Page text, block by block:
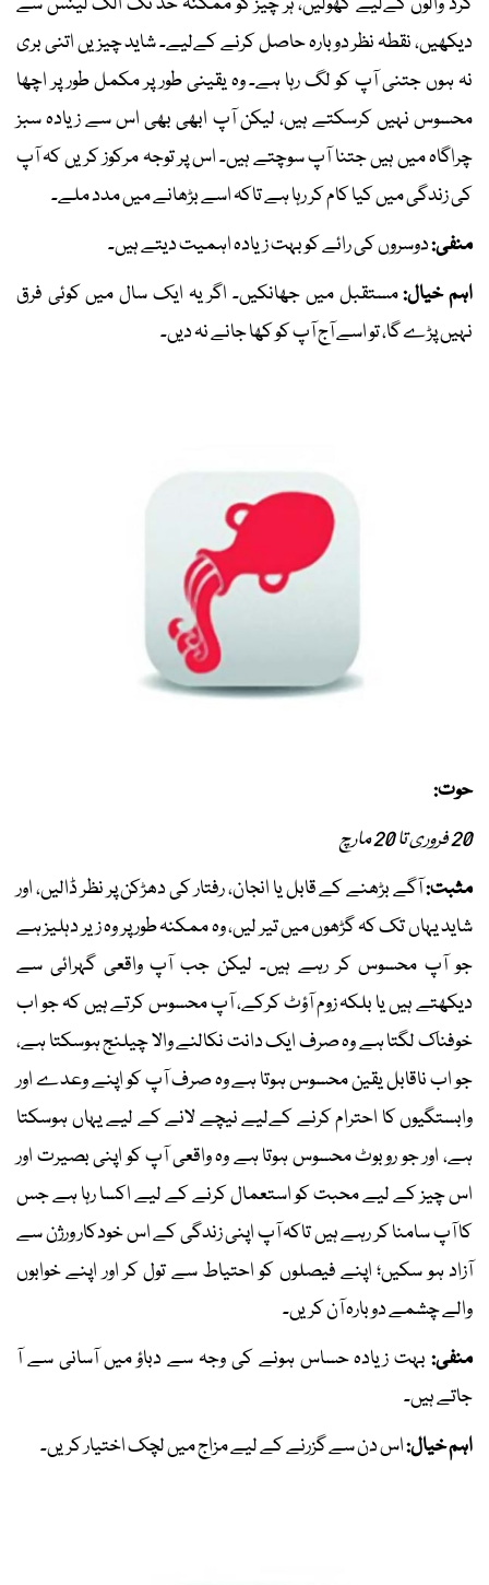
دیکھیں، نقطہ نظر دوبارہ حاصل کرنے کےلیے۔ شاید چیزیں اتنی بری
نہ ہوں جتنی آپ کو لگ رہا ہے۔ وہ یقینی طور پر مکمل طور پر اچھا
محسوس نہیں کرسکتے ہیں، لیکن آپ ابھی بھی اس سے زیادہ سبز
چراگاہ میں ہیں جتنا آپ سوچتے ہیں۔ اس پر توجہ مرکوز کریں کہ آپ
کی زندگی میں کیا کام کر رہا ہے تاکہ اسے بڑھانے میں مدد ملے۔
منفی:دوسروں کی رائے کو بہت زیادہ اہمیت دیتے ہیں۔
اہم خیال:مستقبل میں جھانکیں۔ اگر یہ ایک سال میں کوئی فرق
نہیں پڑے گا، تو اسے آج آپ کو کھا جانے نہ دیں۔
حوت:
20 فروری تا 20 مارچ
مثبت:آگے بڑھنے کے قابل یا انجان، رفتار کی دھڑکن پر نظر ڈالیں، اور
شاید یہاں تک کہ گڑھوں میں تیر لیں، وہ ممکنہ طور پر وہ زیر دہلیز ہے
جو آپ محسوس کر رہے ہیں۔ لیکن جب آپ واقعی گہرائی سے
دیکھتے ہیں یا بلکہ زوم آؤٹ کرکے، آپ محسوس کرتے ہیں کہ جو اب
خوفناک لگتا ہے وہ صرف ایک دانت نکالنے والا چیلنج ہوسکتا ہے،
جو اب ناقابل یقین محسوس ہوتا ہے وہ صرف آپ کو اپنے وعدے اور
وابستگیوں کا احترام کرنے کےلیے نیچے لانے کے لیے یہاں ہوسکتا
ہے، اور جو روبوٹ محسوس ہوتا ہے وہ واقعی آپ کو اپنی بصیرت اور
اس چیز کے لیے محبت کو استعمال کرنے کے لیے اکسا رہا ہے جس
کا آپ سامنا کر رہے ہیں تاکہ آپ اپنی زندگی کے اس خودکار ورژن سے
آزاد ہو سکیں؛ اپنے فیصلوں کو احتیاط سے تول کر اور اپنے خوابوں
والے چشمے دوبارہ آن کریں۔
منفی: بہت زیادہ حساس ہونے کی وجہ سے دباؤ میں آسانی سے آ
جاتے ہیں۔
اہم خیال:اس دن سے گزرنے کے لیے مزاج میں لچک اختیار کریں۔